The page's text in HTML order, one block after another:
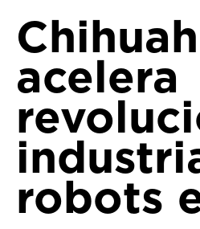
acelera
robots